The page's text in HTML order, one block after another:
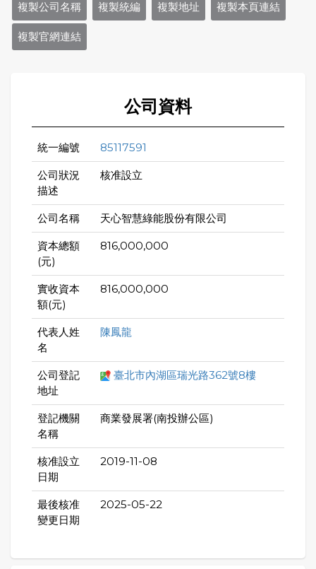
複製公司名稱 複製統編 複製地址 複製本頁連結
複製官網連結
公司資料
統一編號 85117591
公司狀況
描述
核准設立
公司名稱 天心智慧綠能股份有限公司
資本總額
(元)
816,000,000
實收資本
額(元)
816,000,000
代表人姓
名
陳鳳龍
公司登記
地址
臺北市內湖區瑞光路362號8樓
登記機關
名稱
商業發展署(南投辦公區)
核准設立
日期
2019-11-08
最後核准
變更日期
2025-05-22